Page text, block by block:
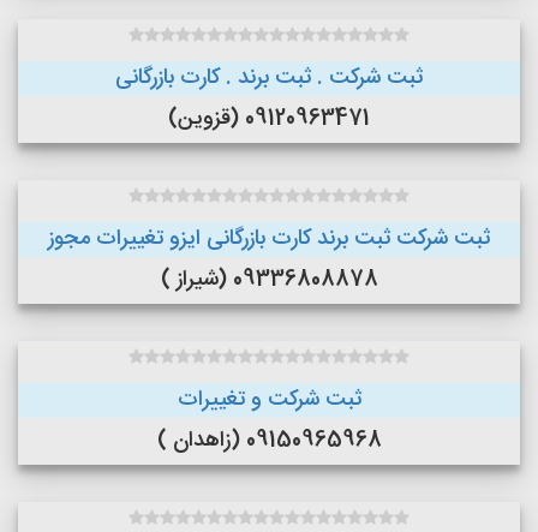
ثبت شرکت . ثبت برند . کارت بازرگانی
09120963471 (قزوین)
ثبت شرکت ثبت برند کارت بازرگانی ایزو تغییرات مجوز
09336808878 (شیراز )
ثبت شرکت و تغییرات
09150965968 (زاهدان )